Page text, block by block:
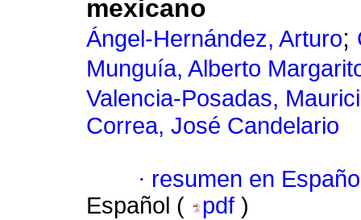
mexicano
Ángel-Hernández, Arturo;
Munguía, Alberto
Valencia-Posadas,
Correa, José Candelario
· resumen en
Español (
pdf )